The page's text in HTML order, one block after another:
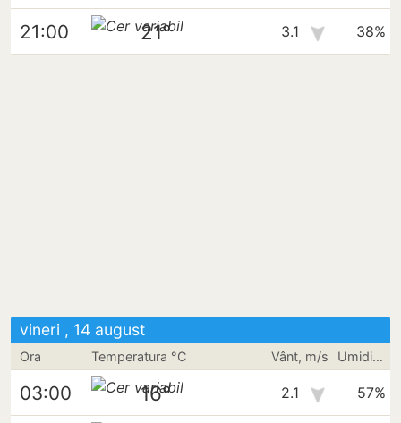
21:00 21° 3.1 38%
vineri , 14 august
Ora Temperatura °C Vânt, m/s Umiditate
03:00 16° 2.1 57%